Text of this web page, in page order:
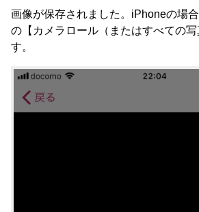
画像が保存されました。iPhoneの場
の【カメラロール（またはすべての
す。